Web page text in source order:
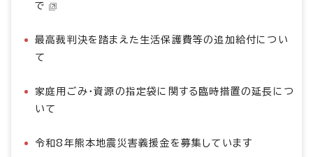
で
最高裁判決を踏まえた生活保護費等の追加給付につい
て
家庭用ごみ・資源の指定袋に関する臨時措置の延長につ
いて
令和8年熊本地震災害義援金を募集しています